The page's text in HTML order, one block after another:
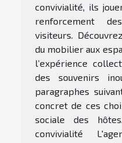
convivialité, ils
renforcement
visiteurs.
du mobilier aux
l’expérience
des souvenirs
paragraphes
concret de ces
sociale des
convivialité